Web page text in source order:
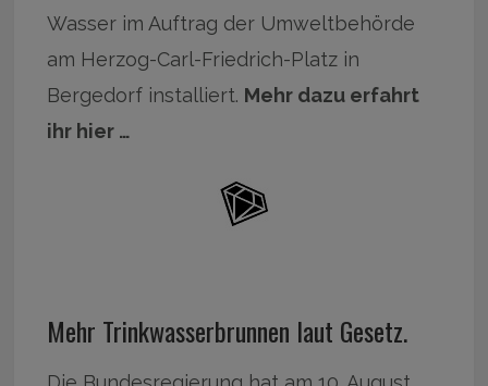
Wasser im Auftrag der Umweltbehörde
am Herzog-Carl-Friedrich-Platz in
Bergedorf installiert. Mehr dazu erfahrt
ihr hier …
Mehr Trinkwasserbrunnen laut Gesetz.